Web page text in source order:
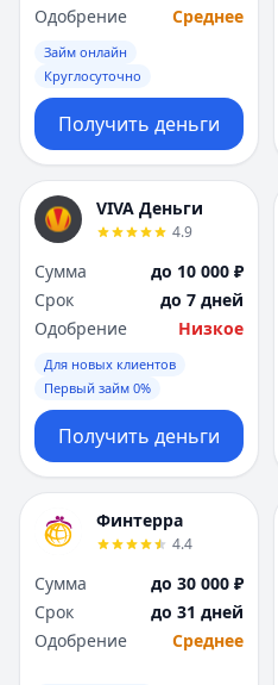
Одобрение
Среднее
Займ онлайн
Круглосуточно
Получить деньги
VIVA Деньги
4.9
Сумма
до 10 000 ₽
Срок
до 7 дней
Одобрение
Низкое
Для новых клиентов
Первый займ 0%
Получить деньги
Финтерра
4.4
Сумма
до 30 000 ₽
Срок
до 31 дней
Одобрение
Среднее